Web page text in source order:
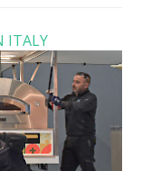
ITALY